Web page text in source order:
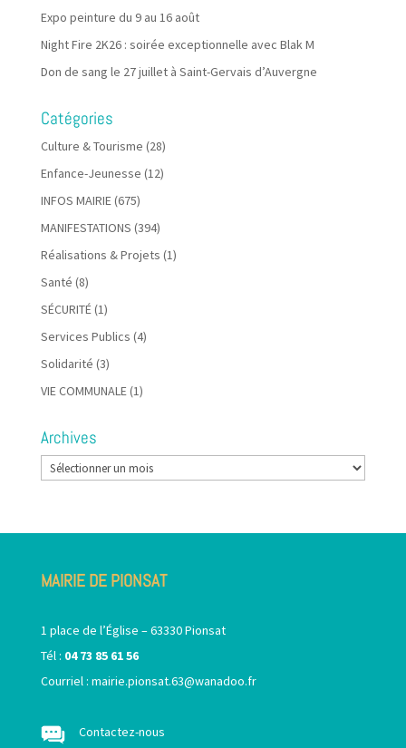
Expo peinture du 9 au 16 août
Night Fire 2K26 : soirée exceptionnelle avec Blak M
Don de sang le 27 juillet à Saint-Gervais d’Auvergne
Catégories
Culture & Tourisme (28)
Enfance-Jeunesse (12)
INFOS MAIRIE(675)
MANIFESTATIONS (394)
Réalisations & Projets (1)
Santé (8)
SÉCURITÉ(1)
Services Publics (4)
Solidarité (3)
VIE COMMUNALE(1)
Archives
Archives
MAIRIE DE PIONSAT
1 place de l’Église – 63330 Pionsat
Tél : 04 73 85 61 56
Courriel : mairie.pionsat.63@wanadoo.fr
Contactez-nous